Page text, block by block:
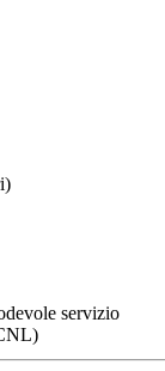
servizio